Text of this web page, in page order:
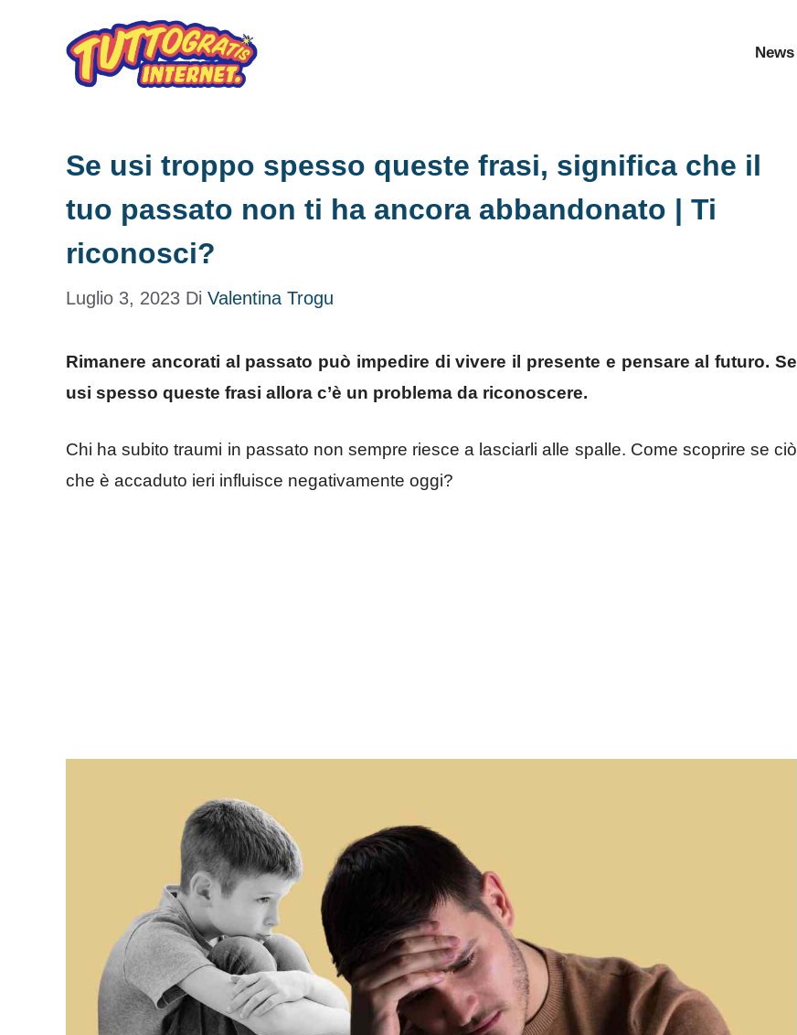
contenuto
News
Se usi troppo spesso queste frasi, significa che il
tuo passato non ti ha ancora abbandonato | Ti
riconosci?
Luglio 3, 2023 Di Valentina Trogu
Rimanere ancorati al passato può impedire di vivere il presente e pensare al futuro. Se
usi spesso queste frasi allora c’è un problema da riconoscere.
Chi ha subito traumi in passato non sempre riesce a lasciarli alle spalle. Come scoprire se ciò
che è accaduto ieri influisce negativamente oggi?